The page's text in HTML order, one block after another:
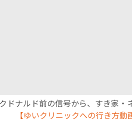
ドナルド前の信号から、すき家・
【ゆいクリニックへの行き方動